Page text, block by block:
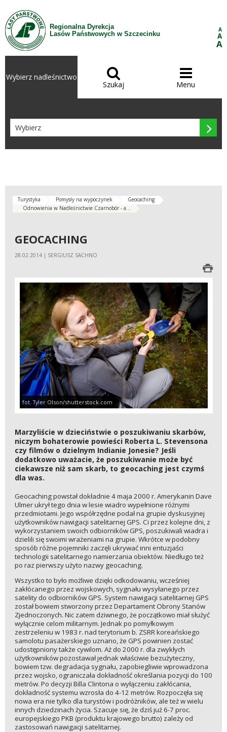
Przejdź do treści
Regionalna Dyrekcja
Lasów Państwowych w Szczecinku
A
A
A
Wybierz nadleśnictwo 
Szukaj

Menu

Turystyka Pomysły na wypoczynek
Geocaching
Odnowienia w Nadleśnictwie Czarnobór - a...
GEOCACHING
28.02.2014 | SERGIUSZ SACHNO
fot. Tyler Olson/shutterstock.com
Marzyliście w dzieciństwie o poszukiwaniu skarbów,
niczym bohaterowie powieści Roberta L. Stevensona
czy filmów o dzielnym Indianie Jonesie? Jeśli
dodatkowo uważacie, że poszukiwanie może być
ciekawsze niż sam skarb, to geocaching jest czymś
dla was.
Geocaching powstał dokładnie 4 maja 2000 r. Amerykanin Dave
Ulmer ukrył tego dnia w lesie wiadro wypełnione różnymi
przedmiotami. Jego współrzędne podał na grupie dyskusyjnej
użytkowników nawigacji satelitarnej GPS. Ci przez kolejne dni, z
wykorzystaniem swoich odbiorników GPS, poszukiwali wiadra i
dzielili się swoimi wrażeniami na grupie. Wkrótce w podobny
sposób różne pojemniki zaczęli ukrywać inni entuzjaści
technologii satelitarnego namierzania obiektów. Niedługo też
po raz pierwszy użyto nazwy geocaching.
Wszystko to było możliwe dzięki odkodowaniu, wcześniej
zakłócanego przez wojskowych, sygnału wysyłanego przez
satelity do odbiorników GPS. System nawigacji satelitarnej GPS
został bowiem stworzony przez Departament Obrony Stanów
Zjednoczonych. Nic zatem dziwnego, że początkowo miał służyć
wyłącznie celom militarnym. Jednak po pomyłkowym
zestrzeleniu w 1983 r. nad terytorium b. ZSRR koreańskiego
samolotu pasażerskiego uznano, że GPS powinien zostać
udostępniony także cywilom. Aż do 2000 r. dla zwykłych
użytkowników pozostawał jednak właściwie bezużyteczny,
bowiem tzw. degradacja sygnału, zapobiegliwie wprowadzona
przez wojsko, ograniczała dokładność określania pozycji do 100
metrów. Po decyzji Billa Clintona o wyłączeniu zakłócania,
dokładność systemu wzrosła do 4-12 metrów. Rozpoczęła się
nowa era nie tylko dla turystów i podróżników, ale też w wielu
innych dziedzinach życia. Szacuje się, że dziś już 6-7 proc.
europejskiego PKB (produktu krajowego brutto) zależy od
zastosowań nawigacji satelitarnej.